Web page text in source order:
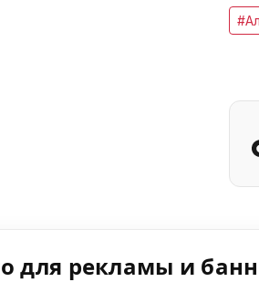
для рекламы и